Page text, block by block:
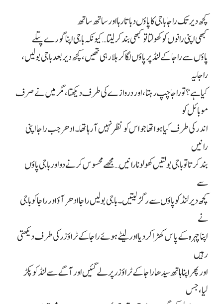
کچھ دیر تک راجا باجی کا پاؤں دباتا رہا اور ساتھ ساتھ
کبھی اپنی رانوں کو کھولتا تو کبھی بند کر لیتا… کیونکہ باجی اپنا گورے پتلے
پاؤں سے راجا کے لنڈ پر پاؤں لگا کر ہلا رہی تھیں، کچھ دیر بعد باجی بولیں،
راجا یہ
کیا ہے؟ تو راجا چپ رہتا، اور دروازے کی طرف دیکھتا، مگر میں نے صرف
موبائل کو
اندر کی طرف کیا ہوا تھا جو اس کو نظر نہیں آ رہا تھا۔ ادھر جب راجا اپنی
رانیں
بند کرتا تو باجی بولتیں کھولو نا رانیں… مجھے محسوس کرنے دو اور باجی پاؤں
سے
کچھ دیر لنڈ کو پاؤں سے رگڑ لیتیں۔ باجی بولیں راجا ادھر آؤ اور راجا کو باجی
نے
اپنا چہرہ کے پاس کھڑا کر دیا اور لیٹے ہوئے راجا کے ٹراؤزر کی طرف دیکھتی
رہیں
اور پھر اپنا ہاتھ سیدھا راجا کے ٹراؤزر پر لے گئیں اور آگے سے لنڈ کو پکڑ
لیا، جس